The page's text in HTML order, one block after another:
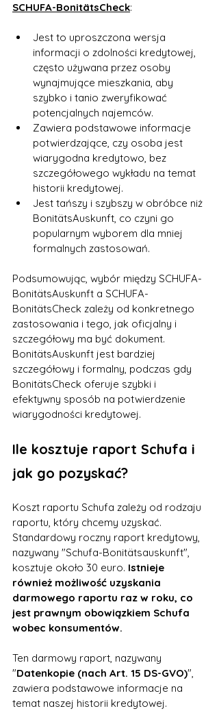
SCHUFA-BonitätsCheck:
Jest to uproszczona wersja
informacji o zdolności kredytowej,
często używana przez osoby
wynajmujące mieszkania, aby
szybko i tanio zweryfikować
potencjalnych najemców.
Zawiera podstawowe informacje
potwierdzające, czy osoba jest
wiarygodna kredytowo, bez
szczegółowego wykładu na temat
historii kredytowej.
Jest tańszy i szybszy w obróbce niż
BonitätsAuskunft, co czyni go
popularnym wyborem dla mniej
formalnych zastosowań.
Podsumowując, wybór między SCHUFA-
BonitätsAuskunft a SCHUFA-
BonitätsCheck zależy od konkretnego
zastosowania i tego, jak oficjalny i
szczegółowy ma być dokument.
BonitätsAuskunft jest bardziej
szczegółowy i formalny, podczas gdy
BonitätsCheck oferuje szybki i
efektywny sposób na potwierdzenie
wiarygodności kredytowej.
Ile kosztuje raport Schufa i
jak go pozyskać?
Koszt raportu Schufa zależy od rodzaju
raportu, który chcemy uzyskać.
Standardowy roczny raport kredytowy,
nazywany "Schufa-Bonitätsauskunft",
kosztuje około 30 euro. Istnieje
również możliwość uzyskania
darmowego raportu raz w roku, co
jest prawnym obowiązkiem Schufa
wobec konsumentów.
Ten darmowy raport, nazywany
"Datenkopie (nach Art. 15 DS-GVO)",
zawiera podstawowe informacje na
temat naszej historii kredytowej.